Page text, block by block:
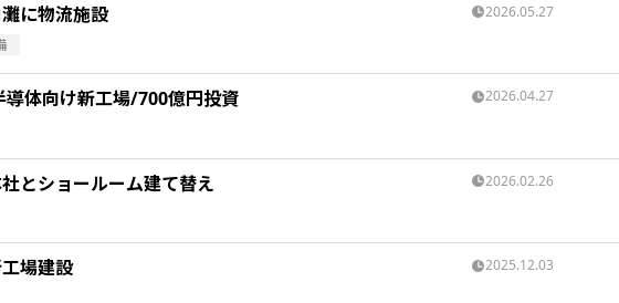
に物流施設 2026.05.27
体向け新工場/700億円投資 2026.04.27
とショールーム建て替え 2026.02.26
場建設 2025.12.03